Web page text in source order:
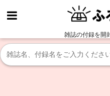
雑誌の付録を開